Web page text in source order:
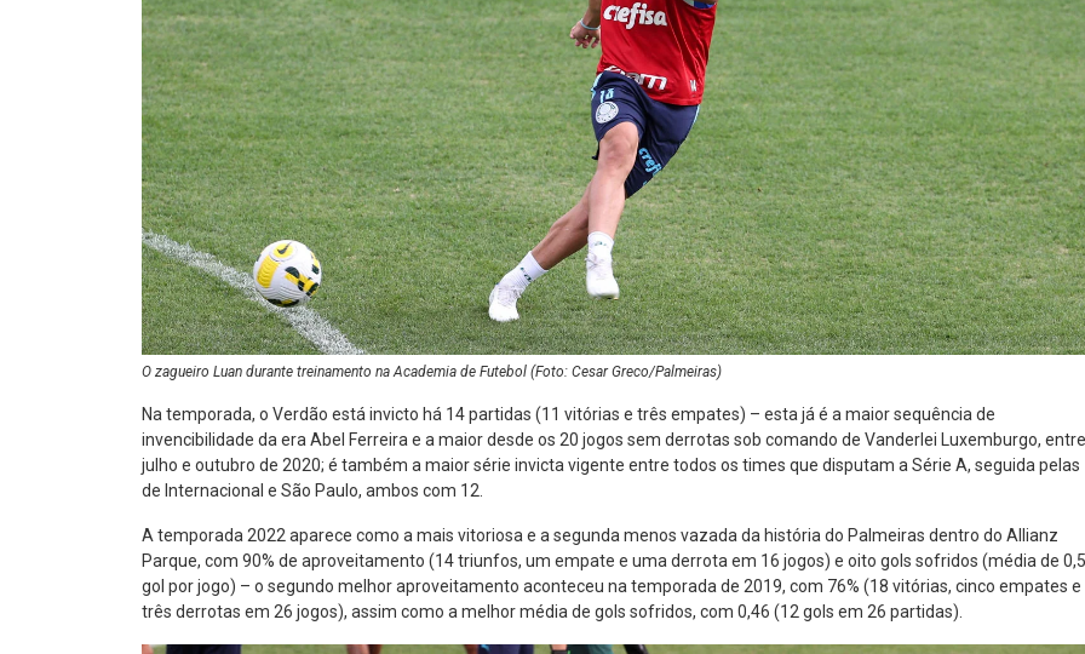
O zagueiro Luan durante treinamento na Academia de Futebol (Foto: Cesar Greco/Palmeiras)
Na temporada, o Verdão está invicto há 14 partidas (11 vitórias e três empates) – esta já é a maior sequência de
invencibilidade da era Abel Ferreira e a maior desde os 20 jogos sem derrotas sob comando de Vanderlei Luxemburgo, entre
julho e outubro de 2020; é também a maior série invicta vigente entre todos os times que disputam a Série A, seguida pelas
de Internacional e São Paulo, ambos com 12.
A temporada 2022 aparece como a mais vitoriosa e a segunda menos vazada da história do Palmeiras dentro do Allianz
Parque, com 90% de aproveitamento (14 triunfos, um empate e uma derrota em 16 jogos) e oito gols sofridos (média de
gol por jogo) – o segundo melhor aproveitamento aconteceu na temporada de 2019, com 76% (18 vitórias, cinco empates e
três derrotas em 26 jogos), assim como a melhor média de gols sofridos, com 0,46 (12 gols em 26 partidas).